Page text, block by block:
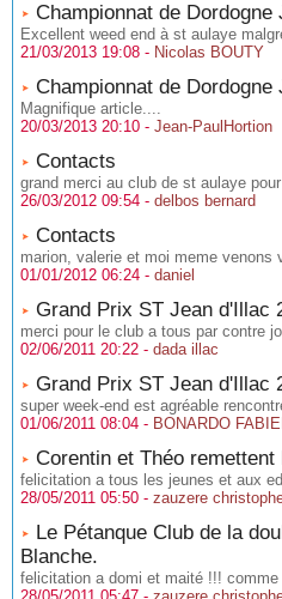
Championnat de Dordogne
Excellent weed end à st aulaye
21/03/2013 19:08 - Nicolas BOUTY
Championnat de Dordogne
Magnifique article....
20/03/2013 20:10 - Jean-PaulHortion
Contacts
grand merci au club de st aulaye
26/03/2012 09:54 - delbos bernard
Contacts
marion, valerie et moi meme venons
01/01/2012 06:24 - daniel
Grand Prix ST Jean d'Illac
merci pour le club a tous par contre
02/06/2011 20:22 - dada illac
Grand Prix ST Jean d'Illac
super week-end est agréable
01/06/2011 08:04 - BONARDO
Corentin et Théo remettent
felicitation a tous les jeunes et aux
28/05/2011 05:50 - zauzere
Le Pétanque Club de la
Blanche.
felicitation a domi et maité !!!